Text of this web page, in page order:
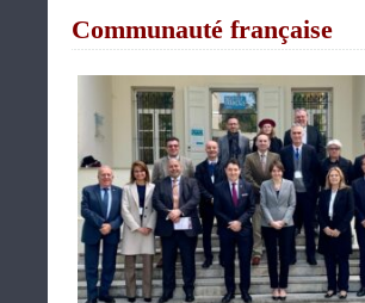
Communauté française